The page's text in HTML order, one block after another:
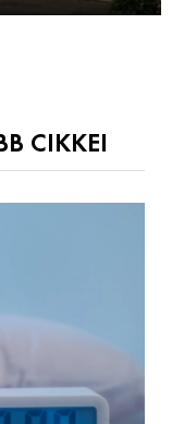
CIKKEI